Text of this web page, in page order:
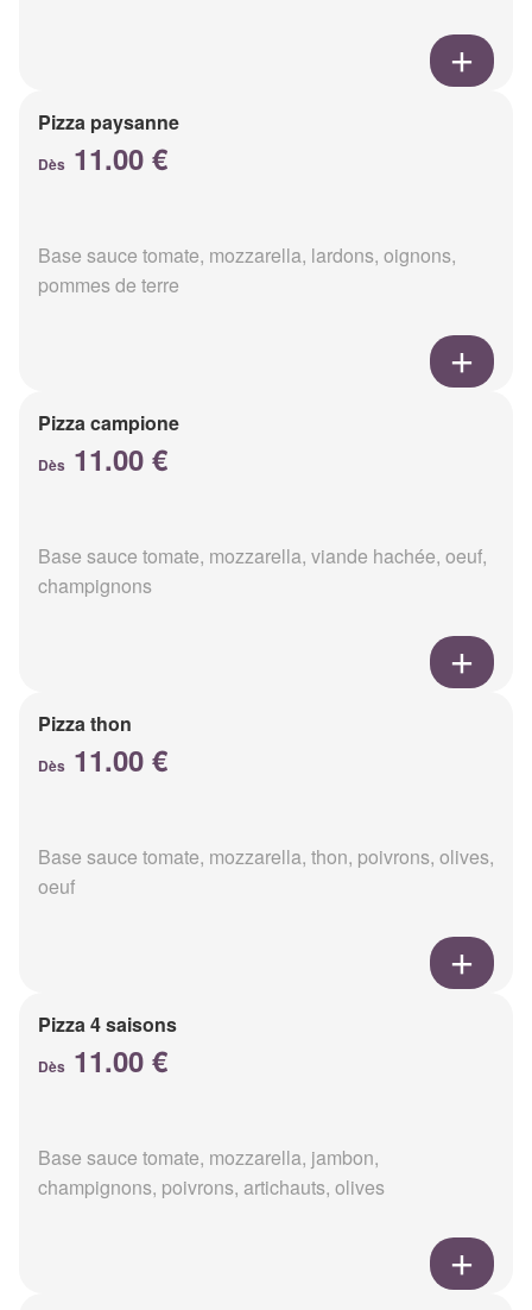
Pizza paysanne
Dès 11.00 €
Base sauce tomate, mozzarella, lardons, oignons,
pommes de terre
Pizza campione
Dès 11.00 €
Base sauce tomate, mozzarella, viande hachée, oeuf,
champignons
Pizza thon
Dès 11.00 €
Base sauce tomate, mozzarella, thon, poivrons, olives,
oeuf
Pizza 4 saisons
Dès 11.00 €
Base sauce tomate, mozzarella, jambon,
champignons, poivrons, artichauts, olives